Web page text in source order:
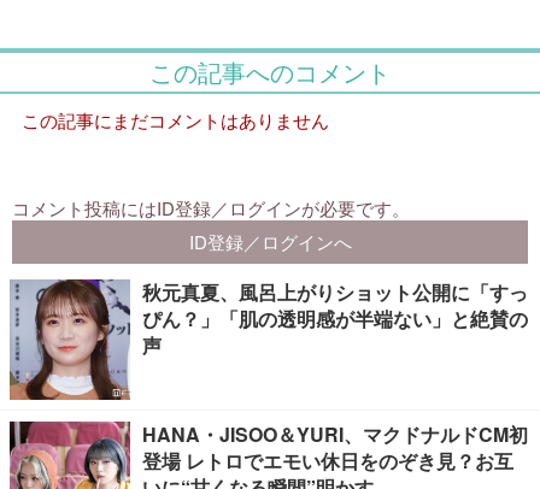
秋元真夏、風呂上がりショット公開に「すっ
ぴん？」「肌の透明感が半端ない」と絶賛の
声
HANA・JISOO＆YURI、マクドナルドCM初
登場 レトロでエモい休日をのぞき見？お互